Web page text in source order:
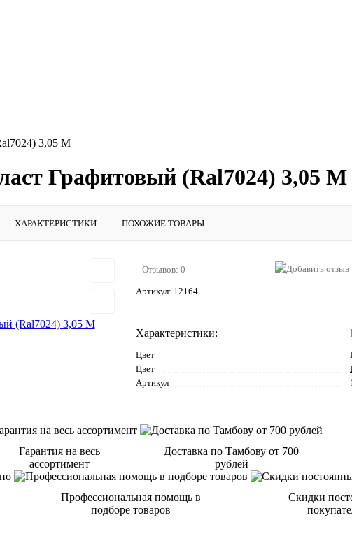
3,05 М
Графитовый (Ral7024) 3,05 М
ХАРАКТЕРИСТИКИ ПОХОЖИЕ ТОВАРЫ
Отзывов: 0
Артикул: 12164
Характеристики:
Цвет
Цвет
Артикул
Гарантия на весь
ассортимент
Доставка по Тамбову от 700
рублей
Профессиональная помощь в
подборе товаров
Скидки